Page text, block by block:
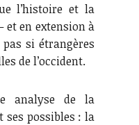
l’histoire et la
et en extension à
pas si étrangères
de l’occident.
analyse de la
ses possibles : la